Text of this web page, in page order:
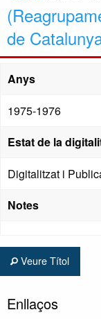
de
Anys
1975-1976
Estat de la
Digitalitzat i
Notes
Veure Títol
Enllaços